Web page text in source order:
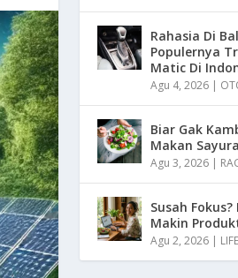
Rahasia Di
Populernya
Matic Di
Agu 4, 2026 |
Biar Gak
Makan
Agu 3, 2026 |
Susah
Makin
Agu 2, 2026 |